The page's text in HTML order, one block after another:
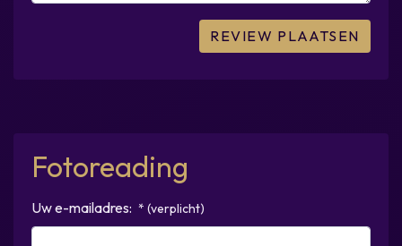
Fotoreading
Uw e-mailadres: * (verplicht)